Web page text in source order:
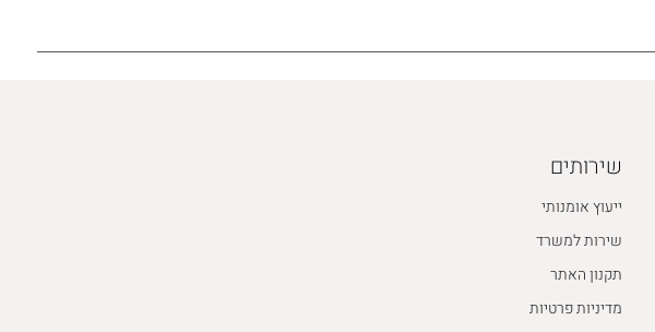
שירותים
ייעוץ אומנותי
שירות למשרד
תקנון האתר
מדיניות פרטיות